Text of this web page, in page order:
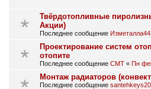
Твёрдотопливные
Акции)
Последнее сообщение Изметалла44
Проектирование систем
отопите
Последнее сообщение СМТ « Пн
Монтаж радиаторов
Последнее сообщение